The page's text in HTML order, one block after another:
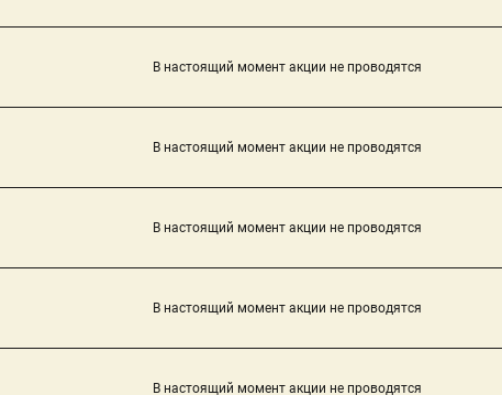
В настоящий момент акции не проводятся
В настоящий момент акции не проводятся
В настоящий момент акции не проводятся
В настоящий момент акции не проводятся
В настоящий момент акции не проводятся